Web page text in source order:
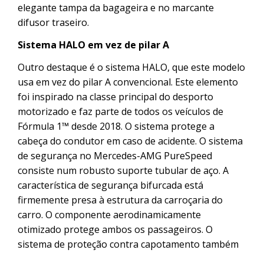
elegante tampa da bagageira e no marcante
difusor traseiro.
Sistema HALO em vez de pilar A
Outro destaque é o sistema HALO, que este modelo
usa em vez do pilar A convencional. Este elemento
foi inspirado na classe principal do desporto
motorizado e faz parte de todos os veículos de
Fórmula 1™ desde 2018. O sistema protege a
cabeça do condutor em caso de acidente. O sistema
de segurança no Mercedes-AMG PureSpeed
consiste num robusto suporte tubular de aço. A
característica de segurança bifurcada está
firmemente presa à estrutura da carroçaria do
carro. O componente aerodinamicamente
otimizado protege ambos os passageiros. O
sistema de proteção contra capotamento também